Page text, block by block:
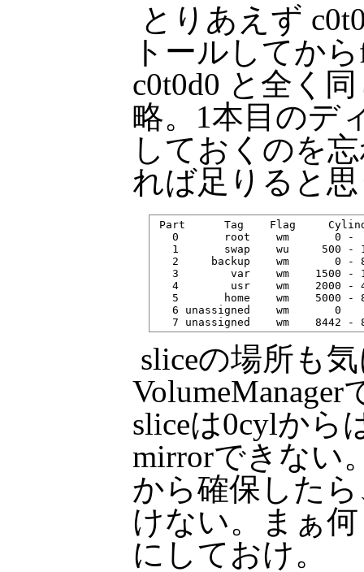
とりあえず
トールしてか
c0t0d0 と全く
略。1本目のデ
しておくのを
れば足りると
Part      Tag    Flag
0       root    wm       0 -
1       swap    wu     500 -
2     backup    wm       0 -
3        var    wm    1500 -
4        usr    wm    2000 -
5       home    wm    5000 -
6 unassigned    wm       0
sliceの場所も
sliceは0cylから
mirrorできない
から確保した
けない。まぁ
にしておけ。